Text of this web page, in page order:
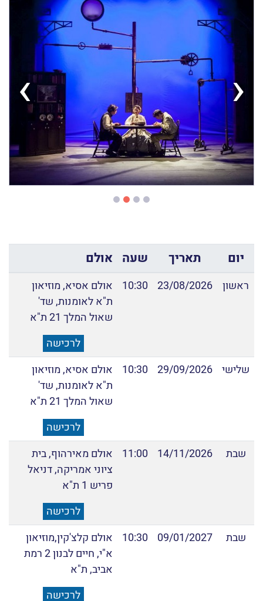
‹
›
יום תאריך שעה אולם
אולם אסיא, מוזיאון
ת"א לאומנות, שד'
שאול המלך 21 ת"א
לרכישה
אולם אסיא, מוזיאון
ת"א לאומנות, שד'
שאול המלך 21 ת"א
לרכישה
אולם מאירהוף, בית
ציוני אמריקה, דניאל
לרכישה
אולם קלצ'קין,מוזיאון
אביב, ת"א